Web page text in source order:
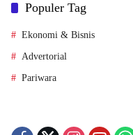
Populer Tag
Ekonomi & Bisnis
Advertorial
Pariwara